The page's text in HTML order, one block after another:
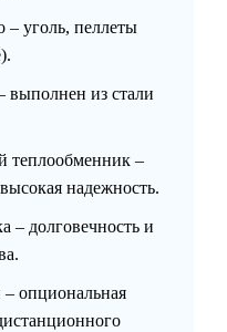
– уголь, пеллеты
выполнен из стали
теплообменник –
надежность.
– долговечность и
– опциональная